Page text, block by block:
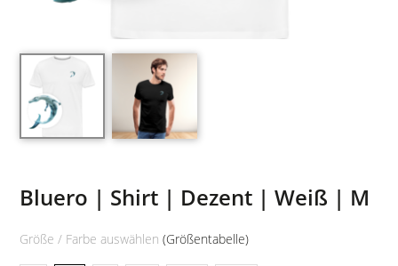
Bluero | Shirt | Dezent | Weiß | M
Größe / Farbe auswählen(Größentabelle)